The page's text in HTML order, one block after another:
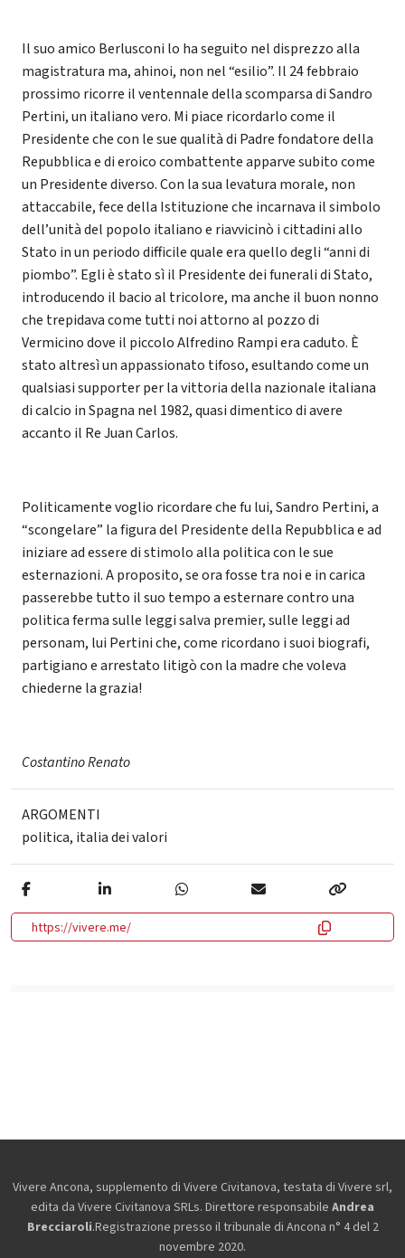
Il suo amico Berlusconi lo ha seguito nel disprezzo alla
magistratura ma, ahinoi, non nel “esilio”. Il 24 febbraio
prossimo ricorre il ventennale della scomparsa di Sandro
Pertini, un italiano vero. Mi piace ricordarlo come il
Presidente che con le sue qualità di Padre fondatore della
Repubblica e di eroico combattente apparve subito come
un Presidente diverso. Con la sua levatura morale, non
attaccabile, fece della Istituzione che incarnava il simbolo
dell’unità del popolo italiano e riavvicinò i cittadini allo
Stato in un periodo difficile quale era quello degli “anni di
piombo”. Egli è stato sì il Presidente dei funerali di Stato,
introducendo il bacio al tricolore, ma anche il buon nonno
che trepidava come tutti noi attorno al pozzo di
Vermicino dove il piccolo Alfredino Rampi era caduto. È
stato altresì un appassionato tifoso, esultando come un
qualsiasi supporter per la vittoria della nazionale italiana
di calcio in Spagna nel 1982, quasi dimentico di avere
accanto il Re Juan Carlos.
Politicamente voglio ricordare che fu lui, Sandro Pertini, a
“scongelare” la figura del Presidente della Repubblica e ad
iniziare ad essere di stimolo alla politica con le sue
esternazioni. A proposito, se ora fosse tra noi e in carica
passerebbe tutto il suo tempo a esternare contro una
politica ferma sulle leggi salva premier, sulle leggi ad
personam, lui Pertini che, come ricordano i suoi biografi,
partigiano e arrestato litigò con la madre che voleva
chiederne la grazia!
Costantino Renato
ARGOMENTI
politica, italia dei valori
https://vivere.me/
Vivere Ancona, supplemento di Vivere Civitanova, testata di Vivere srl,
edita da Vivere Civitanova SRLs. Direttore responsabile Andrea
Brecciaroli.Registrazione presso il tribunale di Ancona n° 4 del 2
novembre 2020.